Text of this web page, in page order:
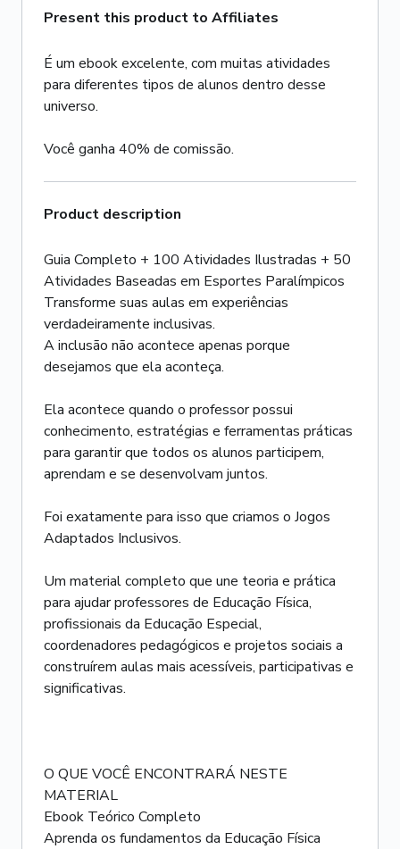
Present this product to Affiliates
É um ebook excelente, com muitas atividades
para diferentes tipos de alunos dentro desse
universo.
Você ganha 40% de comissão.
Product description
Guia Completo + 100 Atividades Ilustradas + 50
Atividades Baseadas em Esportes Paralímpicos
Transforme suas aulas em experiências
verdadeiramente inclusivas.
A inclusão não acontece apenas porque
desejamos que ela aconteça.
Ela acontece quando o professor possui
conhecimento, estratégias e ferramentas práticas
para garantir que todos os alunos participem,
aprendam e se desenvolvam juntos.
Foi exatamente para isso que criamos o Jogos
Adaptados Inclusivos.
Um material completo que une teoria e prática
para ajudar professores de Educação Física,
profissionais da Educação Especial,
coordenadores pedagógicos e projetos sociais a
construírem aulas mais acessíveis, participativas e
significativas.
O QUE VOCÊ ENCONTRARÁ NESTE
MATERIAL
Ebook Teórico Completo
Aprenda os fundamentos da Educação Física